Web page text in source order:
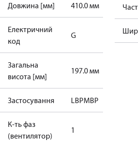
Довжина [мм] 410.0 мм
Електричний
код
G
Загальна
висота [мм]
197.0 мм
Застосування LBPMBP
К-ть фаз
(вентилятор)
1